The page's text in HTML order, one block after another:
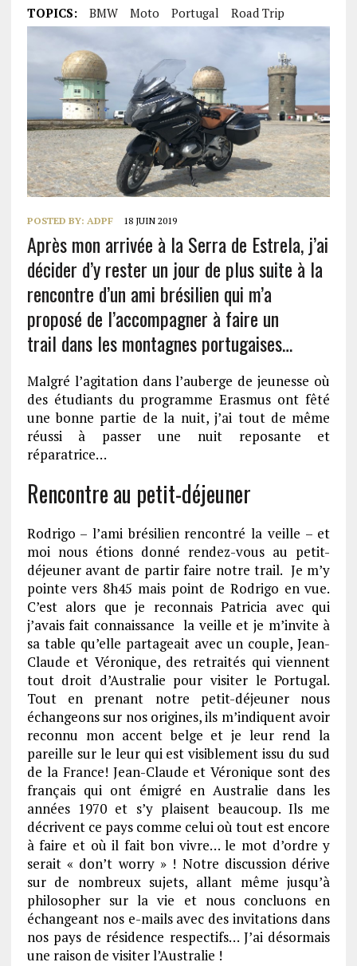
TOPICS: BMW Moto Portugal Road Trip
POSTED BY: ADPF 18 JUIN 2019
Après mon arrivée à la Serra de Estrela, j’ai
décider d’y rester un jour de plus suite à la
rencontre d’un ami brésilien qui m’a
proposé de l’accompagner à faire un
trail dans les montagnes portugaises…
Malgré l’agitation dans l’auberge de jeunesse où
des étudiants du programme Erasmus ont fêté
une bonne partie de la nuit, j’ai tout de même
réussi à passer une nuit reposante et
réparatrice…
Rencontre au petit-déjeuner
Rodrigo – l’ami brésilien rencontré la veille – et
moi nous étions donné rendez-vous au petit-
déjeuner avant de partir faire notre trail. Je m’y
pointe vers 8h45 mais point de Rodrigo en vue.
C’est alors que je reconnais Patricia avec qui
j’avais fait connaissance la veille et je m’invite à
sa table qu’elle partageait avec un couple, Jean-
Claude et Véronique, des retraités qui viennent
tout droit d’Australie pour visiter le Portugal.
Tout en prenant notre petit-déjeuner nous
échangeons sur nos origines, ils m’indiquent avoir
reconnu mon accent belge et je leur rend la
pareille sur le leur qui est visiblement issu du sud
de la France! Jean-Claude et Véronique sont des
français qui ont émigré en Australie dans les
années 1970 et s’y plaisent beaucoup. Ils me
décrivent ce pays comme celui où tout est encore
à faire et où il fait bon vivre… le mot d’ordre y
serait « don’t worry » ! Notre discussion dérive
sur de nombreux sujets, allant même jusqu’à
philosopher sur la vie et nous concluons en
échangeant nos e-mails avec des invitations dans
nos pays de résidence respectifs… J’ai désormais
une raison de visiter l’Australie !